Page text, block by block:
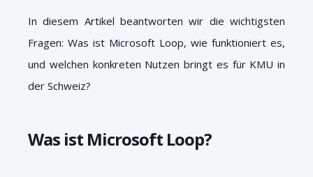
In diesem Artikel beantworten wir die wichtigsten
Fragen: Was ist Microsoft Loop, wie funktioniert es,
und welchen konkreten Nutzen bringt es für KMU in
der Schweiz?
Was ist Microsoft Loop?